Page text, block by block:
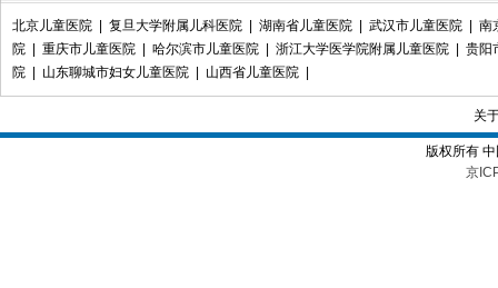
北京儿童医院 复旦大学附属儿科医院 湖南省儿童医院 武汉市儿童医院
南
院
重庆市儿童医院 哈尔滨市儿童医院 浙江大学医学院附属儿童医院
贵阳
院
山东聊城市妇女儿童医院 山西省儿童医院
关
版权所有
京